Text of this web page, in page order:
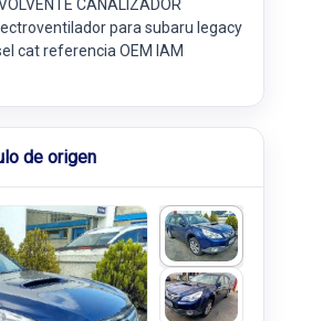
CANALIZADOR
para subaru legacy
cat referencia OEM IAM
de origen